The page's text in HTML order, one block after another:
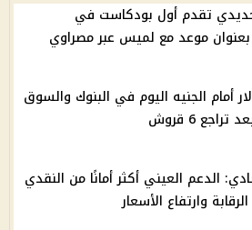
تقدم أول بودكاست في
موعد مع لميس عبر مصراوي
أمام الجنيه اليوم في البنوك والسوق
6 قروش
الدعم العيني أكثر أمانًا من النقدي
وارتفاع الأسعار